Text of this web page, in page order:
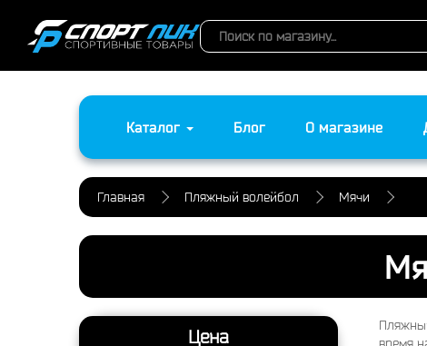
Каталог Блог О магазине
Главная Пляжный волейбол Мячи
Цена